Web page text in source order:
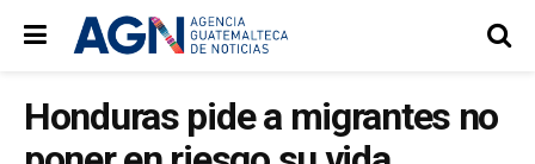
Honduras pide a migrantes no